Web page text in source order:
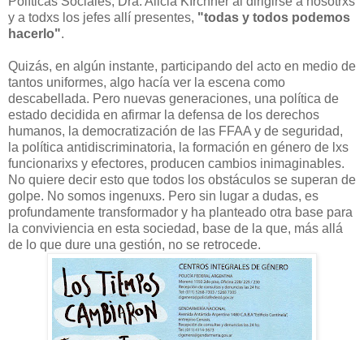
y a todxs los jefes allí presentes, "todas y todos podemos
hacerlo".
Quizás, en algún instante, participando del acto en medio de
tantos uniformes, algo hacía ver la escena como
descabellada. Pero nuevas generaciones, una política de
estado decidida en afirmar la defensa de los derechos
humanos, la democratización de las FFAA y de seguridad,
la política antidiscriminatoria, la formación en género de lxs
funcionarixs y efectores, producen cambios inimaginables.
No quiere decir esto que todos los obstáculos se superan de
golpe. No somos ingenuxs. Pero sin lugar a dudas, es
profundamente transformador y ha planteado otra base para
la conviviencia en esta sociedad, base de la que, más allá
de lo que dure una gestión, no se retrocede.